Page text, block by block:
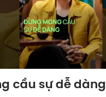
cầu sự dễ dàng